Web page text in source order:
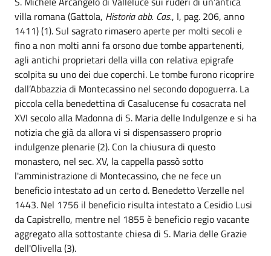
villa romana (Gattola, Historia abb. Cas., I, pag. 206, anno
1411) (1). Sul sagrato rimasero aperte per molti secoli e
fino a non molti anni fa orsono due tombe appartenenti,
agli antichi proprietari della villa con relativa epigrafe
scolpita su uno dei due coperchi. Le tombe furono ricoprire
dall’Abbazzia di Montecassino nel secondo dopoguerra. La
piccola cella benedettina di Casalucense fu cosacrata nel
XVI secolo alla Madonna di S. Maria delle Indulgenze e si ha
notizia che già da allora vi si dispensassero proprio
indulgenze plenarie (2). Con la chiusura di questo
monastero, nel sec. XV, la cappella passò sotto
l'amministrazione di Montecassino, che ne fece un
beneficio intestato ad un certo d. Benedetto Verzelle nel
1443. Nel 1756 il beneficio risulta intestato a Cesidio Lusi
da Capistrello, mentre nel 1855 è beneficio regio vacante
aggregato alla sottostante chiesa di S. Maria delle Grazie
dell'Olivella (3).